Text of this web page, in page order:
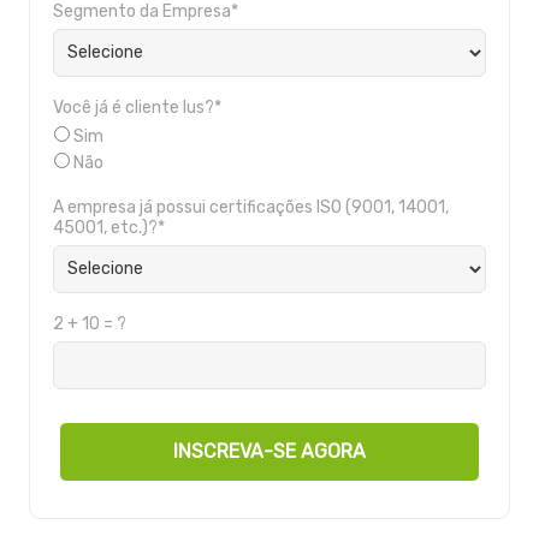
Segmento da Empresa*
Você já é cliente Ius?*
Sim
Não
A empresa já possui certificações ISO (9001, 14001,
45001, etc.)?*
2 + 10 = ?
INSCREVA-SE AGORA